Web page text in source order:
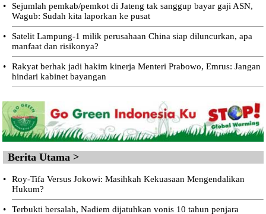
•
Sejumlah pemkab/pemkot di Jateng tak sanggup bayar gaji ASN,
Wagub: Sudah kita laporkan ke pusat
•
Satelit Lampung-1 milik perusahaan China siap diluncurkan, apa
manfaat dan risikonya?
•
Rakyat berhak jadi hakim kinerja Menteri Prabowo, Emrus: Jangan
hindari kabinet bayangan
Berita Utama >
•
Roy-Tifa Versus Jokowi: Masihkah Kekuasaan Mengendalikan
Hukum?
• Terbukti bersalah, Nadiem dijatuhkan vonis 10 tahun penjara